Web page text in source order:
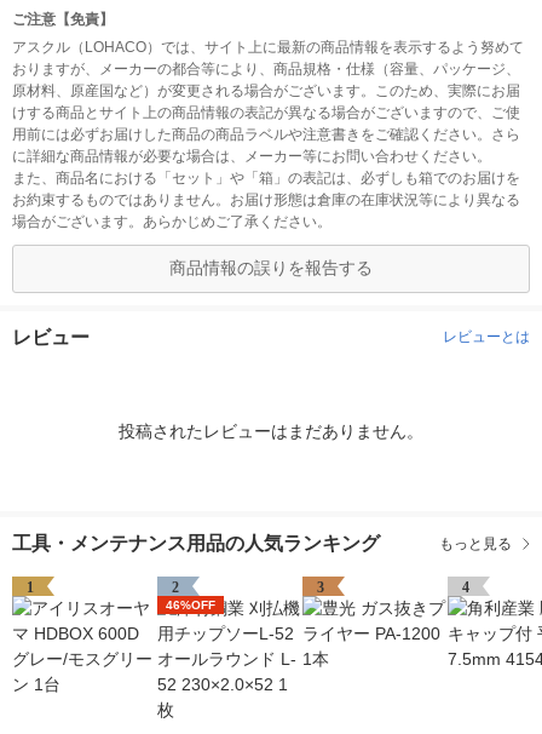
ご注意【免責】
アスクル（LOHACO）では、サイト上に最新の商品情報を表示するよう努めて
おりますが、メーカーの都合等により、商品規格・仕様（容量、パッケージ、
原材料、原産国など）が変更される場合がございます。このため、実際にお届
けする商品とサイト上の商品情報の表記が異なる場合がございますので、ご使
用前には必ずお届けした商品の商品ラベルや注意書きをご確認ください。さら
に詳細な商品情報が必要な場合は、メーカー等にお問い合わせください。
また、商品名における「セット」や「箱」の表記は、必ずしも箱でのお届けを
お約束するものではありません。お届け形態は倉庫の在庫状況等により異なる
場合がございます。あらかじめご了承ください。
商品情報の誤りを報告する
レビュー レビューとは
投稿されたレビューはまだありません。
工具・メンテナンス用品の人気ランキング もっと見る
1 2
46%OFF
3 4